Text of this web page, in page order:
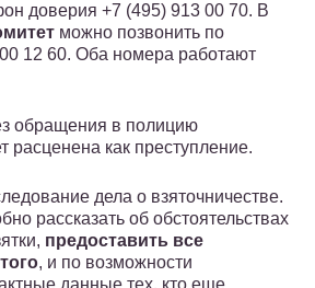
доверия +7 (495) 913 00 70. В
можно позвонить по
12 60. Оба номера работают
обращения в полицию
расценена как преступление.
дела о взяточничестве.
рассказать об обстоятельствах
предоставить все
, и по возможности